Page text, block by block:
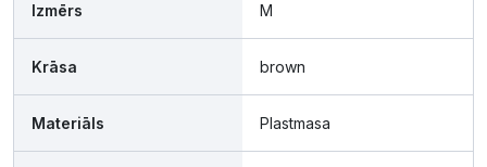
Izmērs M
Krāsa brown
Materiāls Plastmasa